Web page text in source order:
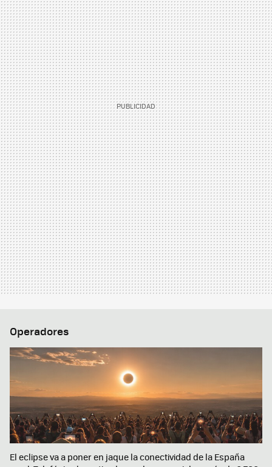
Operadores
El eclipse va a poner en jaque la conectividad de la España